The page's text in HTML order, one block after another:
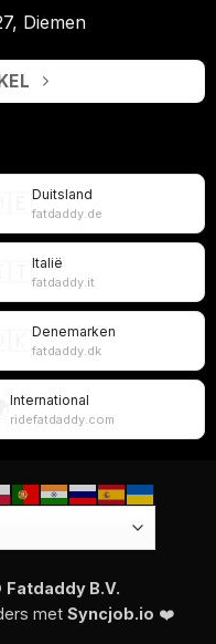
Diemen
Duitsland
fatdaddy.de
Italië
fatdaddy.it
Denemarken
fatdaddy.dk
International
ridefatdaddy.com
Fatdaddy B.V.
met Syncjob.io ❤️